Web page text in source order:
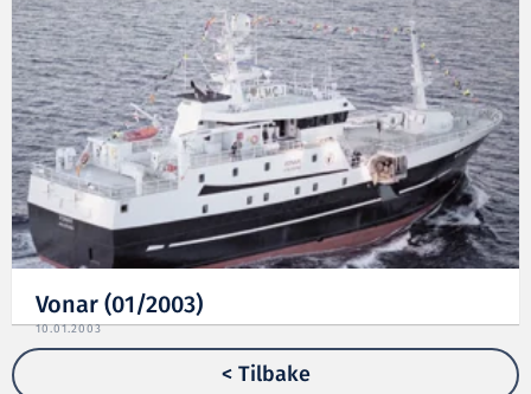
Vonar (01/2003)
10.01.2003
< Tilbake